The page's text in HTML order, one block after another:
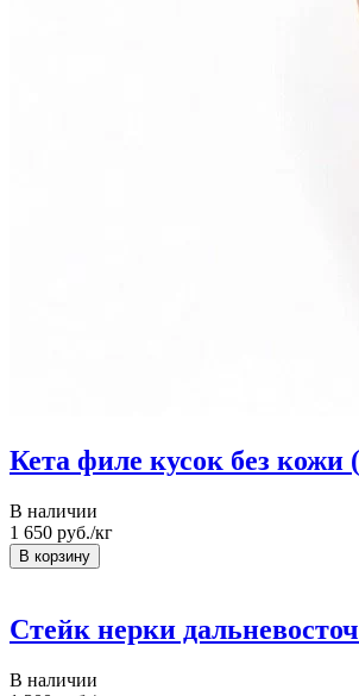
Кета филе кусок без кожи
В наличии
1 650 руб./кг
Стейк нерки
В наличии